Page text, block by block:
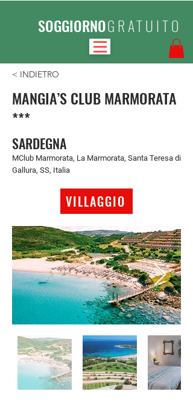
SOGGIORNOGRATUITO
< INDIETRO
MANGIA’S CLUB MARMORATA
***
SARDEGNA
MClub Marmorata, La Marmorata, Santa Teresa di
Gallura, SS, Italia
VILLAGGIO